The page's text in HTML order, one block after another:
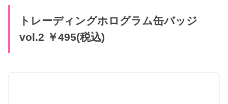
トレーディングホログラム缶バッジ
vol.2 ￥495(税込)